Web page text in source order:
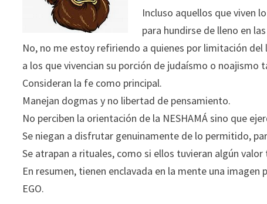
Incluso aquellos que viven
para hundirse de lleno en
No, no me estoy refiriendo a quienes por limitación
a los que vivencian su porción de judaísmo o noajismo
Consideran la fe como principal.
Manejan dogmas y no libertad de pensamiento.
No perciben la orientación de la NESHAMÁ sino que
Se niegan a disfrutar genuinamente de lo permitido,
Se atrapan a rituales, como si ellos tuvieran algún
En resumen, tienen enclavada en la mente una
EGO.